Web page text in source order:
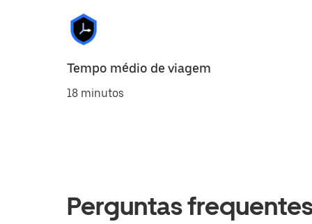
Tempo médio de viagem
18 minutos
Perguntas